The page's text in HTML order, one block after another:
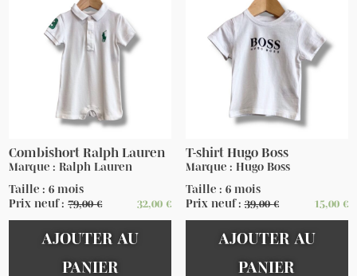
Combishort Ralph Lauren
Marque : Ralph Lauren
Taille : 6 mois
Prix neuf :79,00€ 32,00 €
AJOUTER AU
PANIER
T-shirt Hugo Boss
Marque : Hugo Boss
Taille : 6 mois
Prix neuf :39,00€ 15,00 €
AJOUTER AU
PANIER